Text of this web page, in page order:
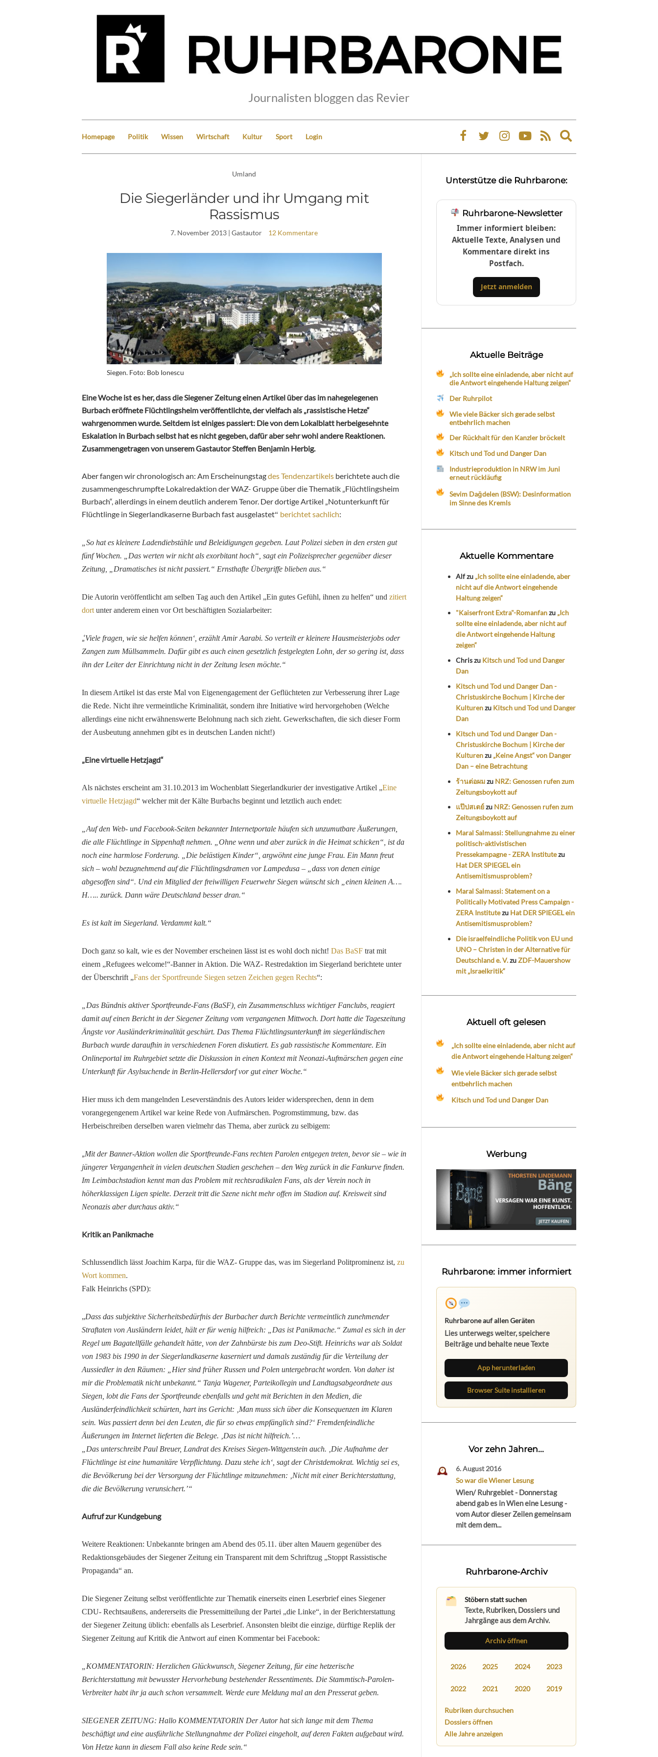
Journalisten bloggen das Revier
Homepage Politik Wissen Wirtschaft Kultur Sport Login
Expand
search
Umland
Die Siegerländer und ihr Umgang mit
Rassismus
7. November 2013 | Gastautor 12 Kommentare
Siegen. Foto: Bob Ionescu
Eine Woche ist es her, dass die Siegener Zeitung einen Artikel über das im nahegelegenen
Burbach eröffnete Flüchtlingsheim veröffentlichte, der vielfach als „rassistische Hetze“
wahrgenommen wurde. Seitdem ist einiges passiert: Die von dem Lokalblatt herbeigesehnte
Eskalation in Burbach selbst hat es nicht gegeben, dafür aber sehr wohl andere Reaktionen.
Zusammengetragen von unserem Gastautor Steffen Benjamin Herbig.
Aber fangen wir chronologisch an: Am Erscheinungstagdes Tendenzartikels berichtete auch die
zusammengeschrumpfte Lokalredaktion der WAZ- Gruppe über die Thematik „Flüchtlingsheim
Burbach“, allerdings in einem deutlich anderem Tenor. Der dortige Artikel „Notunterkunft für
Flüchtlinge in Siegerlandkaserne Burbach fast ausgelastet“ berichtet sachlich:
„So hat es kleinere Ladendiebstähle und Beleidigungen gegeben. Laut Polizei sieben in den ersten gut
fünf Wochen. „Das werten wir nicht als exorbitant hoch“, sagt ein Polizeisprecher gegenüber dieser
Zeitung, „Dramatisches ist nicht passiert.“ Ernsthafte Übergriffe blieben aus.“
Die Autorin veröffentlicht am selben Tag auch den Artikel „Ein gutes Gefühl, ihnen zu helfen“ und zitiert
dort unter anderem einen vor Ort beschäftigten Sozialarbeiter:
„‘Viele fragen, wie sie helfen können‘, erzählt Amir Aarabi. So verteilt er kleinere Hausmeisterjobs oder
Zangen zum Müllsammeln. Dafür gibt es auch einen gesetzlich festgelegten Lohn, der so gering ist, dass
ihn der Leiter der Einrichtung nicht in der Zeitung lesen möchte.“
In diesem Artikel ist das erste Mal von Eigenengagement der Geflüchteten zur Verbesserung ihrer Lage
die Rede. Nicht ihre vermeintliche Kriminalität, sondern ihre Initiative wird hervorgehoben (Welche
allerdings eine nicht erwähnenswerte Belohnung nach sich zieht. Gewerkschaften, die sich dieser Form
der Ausbeutung annehmen gibt es in deutschen Landen nicht!)
„Eine virtuelle Hetzjagd“
Als nächstes erscheint am 31.10.2013 im Wochenblatt Siegerlandkurier der investigative Artikel „Eine
virtuelle Hetzjagd“ welcher mit der Kälte Burbachs beginnt und letztlich auch endet:
„Auf den Web- und Facebook-Seiten bekannter Internetportale häufen sich unzumutbare Äußerungen,
die alle Flüchtlinge in Sippenhaft nehmen. „Ohne wenn und aber zurück in die Heimat schicken“, ist da
noch eine harmlose Forderung. „Die belästigen Kinder“, argwöhnt eine junge Frau. Ein Mann freut
sich – wohl bezugnehmend auf die Flüchtlingsdramen vor Lampedusa – „dass von denen einige
abgesoffen sind“. Und ein Mitglied der freiwilligen Feuerwehr Siegen wünscht sich „einen kleinen A….
H….. zurück. Dann wäre Deutschland besser dran.“
Es ist kalt im Siegerland. Verdammt kalt.“
Doch ganz so kalt, wie es der November erscheinen lässt ist es wohl doch nicht! Das BaSF trat mit
einem „Refugees welcome!“-Banner in Aktion. Die WAZ- Restredaktion im Siegerland berichtete unter
der Überschrift „Fans der Sportfreunde Siegen setzen Zeichen gegen Rechts“:
„Das Bündnis aktiver Sportfreunde-Fans (BaSF), ein Zusammenschluss wichtiger Fanclubs, reagiert
damit auf einen Bericht in der Siegener Zeitung vom vergangenen Mittwoch. Dort hatte die Tageszeitung
Ängste vor Ausländerkriminalität geschürt. Das Thema Flüchtlingsunterkunft im siegerländischen
Burbach wurde daraufhin in verschiedenen Foren diskutiert. Es gab rassistische Kommentare. Ein
Onlineportal im Ruhrgebiet setzte die Diskussion in einen Kontext mit Neonazi-Aufmärschen gegen eine
Unterkunft für Asylsuchende in Berlin-Hellersdorf vor gut einer Woche.“
Hier muss ich dem mangelnden Leseverständnis des Autors leider widersprechen, denn in dem
vorangegengenem Artikel war keine Rede von Aufmärschen. Pogromstimmung, bzw. das
Herbeischreiben derselben waren vielmehr das Thema, aber zurück zu selbigem:
„Mit der Banner-Aktion wollen die Sportfreunde-Fans rechten Parolen entgegen treten, bevor sie – wie in
jüngerer Vergangenheit in vielen deutschen Stadien geschehen – den Weg zurück in die Fankurve finden.
Im Leimbachstadion kennt man das Problem mit rechtsradikalen Fans, als der Verein noch in
höherklassigen Ligen spielte. Derzeit tritt die Szene nicht mehr offen im Stadion auf. Kreisweit sind
Neonazis aber durchaus aktiv.“
Kritik an Panikmache
Schlussendlich lässt Joachim Karpa, für die WAZ- Gruppe das, was im Siegerland Politprominenz ist, zu
Wort kommen.
Falk Heinrichs (SPD):
„Dass das subjektive Sicherheitsbedürfnis der Burbacher durch Berichte vermeintlich zunehmender
Straftaten von Ausländern leidet, hält er für wenig hilfreich: „Das ist Panikmache.“ Zumal es sich in der
Regel um Bagatellfälle gehandelt hätte, von der Zahnbürste bis zum Deo-Stift. Heinrichs war als Soldat
von 1983 bis 1990 in der Siegerlandkaserne kaserniert und damals zuständig für die Verteilung der
Aussiedler in den Räumen: „Hier sind früher Russen und Polen untergebracht worden. Von daher ist
mir die Problematik nicht unbekannt.“ Tanja Wagener, Parteikollegin und Landtagsabgeordnete aus
Siegen, lobt die Fans der Sportfreunde ebenfalls und geht mit Berichten in den Medien, die
Ausländerfeindlichkeit schürten, hart ins Gericht: ‚Man muss sich über die Konsequenzen im Klaren
sein. Was passiert denn bei den Leuten, die für so etwas empfänglich sind?‘ Fremdenfeindliche
Äußerungen im Internet lieferten die Belege. ‚Das ist nicht hilfreich.’…
„Das unterschreibt Paul Breuer, Landrat des Kreises Siegen-Wittgenstein auch. ‚Die Aufnahme der
Flüchtlinge ist eine humanitäre Verpflichtung. Dazu stehe ich‘, sagt der Christdemokrat. Wichtig sei es,
die Bevölkerung bei der Versorgung der Flüchtlinge mitzunehmen: ‚Nicht mit einer Berichterstattung,
die die Bevölkerung verunsichert.’“
Aufruf zur Kundgebung
Weitere Reaktionen: Unbekannte bringen am Abend des 05.11. über alten Mauern gegenüber des
Redaktionsgebäudes der Siegener Zeitung ein Transparent mit dem Schriftzug „Stoppt Rassistische
Propaganda“ an.
Die Siegener Zeitung selbst veröffentlichte zur Thematik einerseits einen Leserbrief eines Siegener
CDU- Rechtsaußens, andererseits die Pressemitteilung der Partei „die Linke“, in der Berichterstattung
der Siegener Zeitung üblich: ebenfalls als Leserbrief. Ansonsten bleibt die einzige, dürftige Replik der
Siegener Zeitung auf Kritik die Antwort auf einen Kommentar bei Facebook:
„KOMMENTATORIN: Herzlichen Glückwunsch, Siegener Zeitung, für eine hetzerische
Berichterstattung mit bewusster Hervorhebung bestehender Ressentiments. Die Stammtisch-Parolen-
Verbreiter habt ihr ja auch schon versammelt. Werde eure Meldung mal an den Presserat geben.
SIEGENER ZEITUNG: Hallo KOMMENTATORIN Der Autor hat sich lange mit dem Thema
beschäftigt und eine ausführliche Stellungnahme der Polizei eingeholt, auf deren Fakten aufgebaut wird.
Von Hetze kann in diesem Fall also keine Rede sein.“
Unterstütze die Ruhrbarone:
Ruhrbarone-Newsletter
Immer informiert bleiben:
Aktuelle Texte, Analysen und
Kommentare direkt ins
Postfach.
Jetzt anmelden
Aktuelle Beiträge
„Ich sollte eine einladende, aber nicht auf
die Antwort eingehende Haltung zeigen“
Der Ruhrpilot
Wie viele Bäcker sich gerade selbst
entbehrlich machen
Der Rückhalt für den Kanzler bröckelt
Kitsch und Tod und Danger Dan
Industrieproduktion in NRW im Juni
erneut rückläufig
Sevim Dağdelen (BSW): Desinformation
im Sinne des Kremls
Aktuelle Kommentare
Alfzu „Ich sollte eine einladende, aber
nicht auf die Antwort eingehende
Haltung zeigen“
"Kaiserfront Extra"-Romanfanzu „Ich
sollte eine einladende, aber nicht auf
die Antwort eingehende Haltung
zeigen“
Chriszu Kitsch und Tod und Danger
Dan
Kitsch und Tod und Danger Dan -
Christuskirche Bochum | Kirche der
Kulturenzu Kitsch und Tod und Danger
Dan
Kitsch und Tod und Danger Dan -
Christuskirche Bochum | Kirche der
Kulturenzu „Keine Angst“ von Danger
Dan – eine Betrachtung
ร้านต่อผมzu NRZ: Genossen rufen zum
Zeitungsboykott auf
แป๊ปสเตย์zu NRZ: Genossen rufen zum
Zeitungsboykott auf
Maral Salmassi: Stellungnahme zu einer
politisch-aktivistischen
Pressekampagne - ZERA Institutezu
Hat DER SPIEGEL ein
Antisemitismusproblem?
Maral Salmassi: Statement on a
Politically Motivated Press Campaign -
ZERA Institutezu Hat DER SPIEGEL ein
Antisemitismusproblem?
Die israelfeindliche Politik von EU und
UNO – Christen in der Alternative für
Deutschland e. V.zuZDF-Mauershow
mit „Israelkritik“
Aktuell oft gelesen
„Ich sollte eine einladende, aber nicht auf
die Antwort eingehende Haltung zeigen“
Wie viele Bäcker sich gerade selbst
entbehrlich machen
Kitsch und Tod und Danger Dan
Werbung
Ruhrbarone: immer informiert
Ruhrbarone auf allen Geräten
Lies unterwegs weiter, speichere
Beiträge und behalte neue Texte
direkt im Browser im Blick.
App herunterladen
Browser Suite installieren
Vor zehn Jahren...
6. August 2016
So war die Wiener Lesung
Wien/ Ruhrgebiet - Donnerstag
abend gab es in Wien eine Lesung -
vom Autor dieser Zeilen gemeinsam
mit dem dem...
Ruhrbarone-Archiv
Stöbern statt suchen
Texte, Rubriken, Dossiers und
Jahrgänge aus dem Archiv.
Archiv öffnen
2026 2025 2024 2023
2022 2021 2020 2019
Rubriken durchsuchen
Dossiers öffnen
Alle Jahre anzeigen